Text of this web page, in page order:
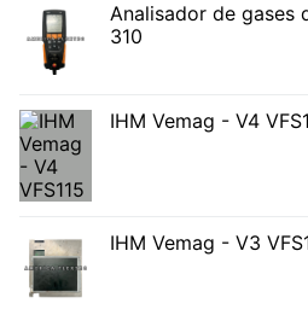
Analisador de gases
310
IHM Vemag - V4
IHM Vemag - V3